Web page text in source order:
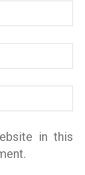
in this